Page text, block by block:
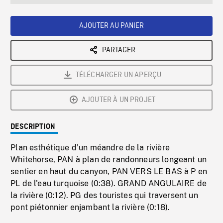
AJOUTER AU PANIER
PARTAGER
TÉLÉCHARGER UN APERÇU
AJOUTER À UN PROJET
DESCRIPTION
Plan esthétique d'un méandre de la rivière
Whitehorse, PAN à plan de randonneurs longeant un
sentier en haut du canyon, PAN VERS LE BAS à P en
PL de l'eau turquoise (0:38). GRAND ANGULAIRE de
la rivière (0:12). PG des touristes qui traversent un
pont piétonnier enjambant la rivière (0:18).